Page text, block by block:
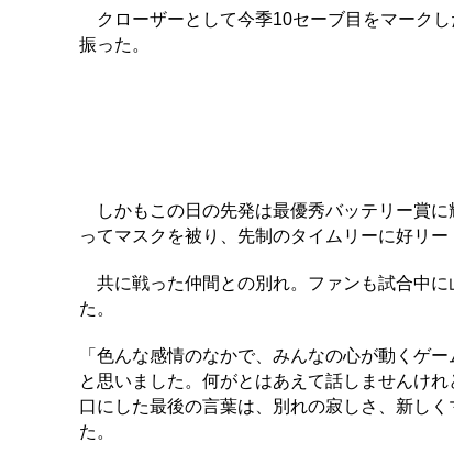
クローザーとして今季10セーブ目をマーク
振った。
しかもこの日の先発は最優秀バッテリー賞
ってマスクを被り、先制のタイムリーに好リ
共に戦った仲間との別れ。ファンも試合中
た。
「色んな感情のなかで、みんなの心が動くゲ
と思いました。何がとはあえて話しませんけ
口にした最後の言葉は、別れの寂しさ、新し
た。